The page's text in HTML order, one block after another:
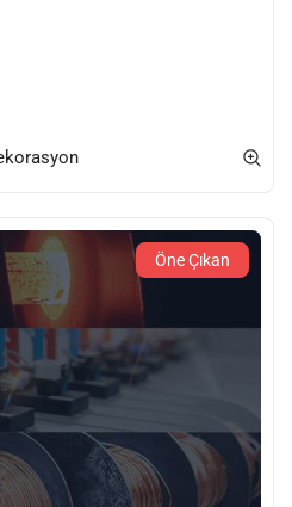
Öne Çıkan